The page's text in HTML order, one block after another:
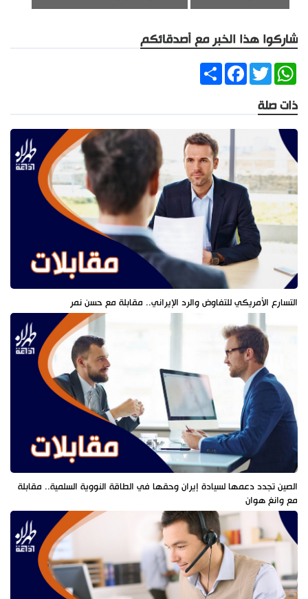
شاركوا هذا الخبر مع أصدقائكم
ShareFacebookTwitter
WhatsApp
ذات صلة
التسارع الأمريكي للتفاوض والرد الإيراني.. مقابلة مع حسن نمر
الصين تجدد دعمها لسيادة إيران وحقها في الطاقة النووية السلمية.. مقابلة
مع وانغ هوان